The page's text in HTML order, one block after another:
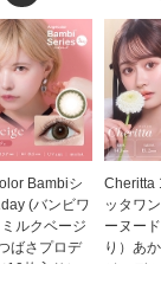
Bambiシ
(バンビワ
ルクベージ
ばさプロデ
10枚入り）
Cheritta
ッタワ
ーヌー
り）あ
ジモデル